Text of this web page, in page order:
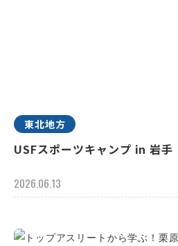
東北地方
USFスポーツキャンプ in 岩
2026.06.13